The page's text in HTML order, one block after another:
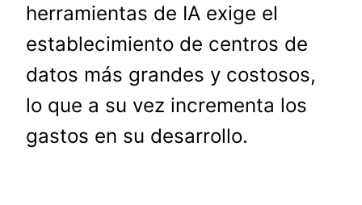
herramientas de IA exige el
establecimiento de centros de
datos más grandes y costosos,
lo que a su vez incrementa los
gastos en su desarrollo.